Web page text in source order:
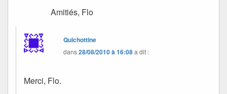
Amitiés, Flo
Quichottine
dans28/08/2010 à 16:08a dit :
Merci, Flo.